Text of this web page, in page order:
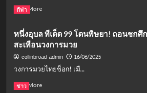
ซ้อน
ที่
ผูกพัน
กับ
กระทำ
Read MoreRead
แนะนำ
“อาหาร
รอง
ยาม
กีฬา
หนึ่งอุบล ทีเด็ด 99 โดนพิษยา! ถอนชกศึ
สะเทือนวงการมวย
collinbroad-admin 16/06/2025
วงการมวยไทยช็อก! เมื...
Read MoreRead
ข่าว